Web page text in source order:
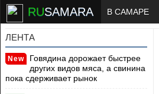
RUSAMARA В САМАРЕ
ЛЕНТА
New
Говядина дорожает быстрее
других видов мяса, а свинина
пока сдерживает рынок